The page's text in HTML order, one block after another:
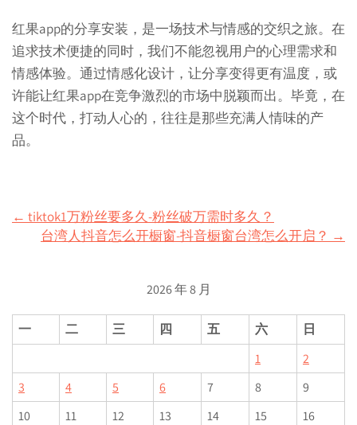
红果app的分享安装，是一场技术与情感的交织之旅。在
追求技术便捷的同时，我们不能忽视用户的心理需求和
情感体验。通过情感化设计，让分享变得更有温度，或
许能让红果app在竞争激烈的市场中脱颖而出。毕竟，在
这个时代，打动人心的，往往是那些充满人情味的产
品。
Post
navigation
← tiktok1万粉丝要多久-粉丝破万需时多久？
台湾人抖音怎么开橱窗-抖音橱窗台湾怎么开启？ →
2026 年 8 月
一 二 三 四 五 六
日
1
2
3
4 5 6 7 8
9
10
11 12 13 14 15
16